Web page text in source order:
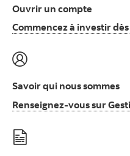
Ouvrir un compte
Commencez à investir
Savoir qui nous sommes
Renseignez-vous sur